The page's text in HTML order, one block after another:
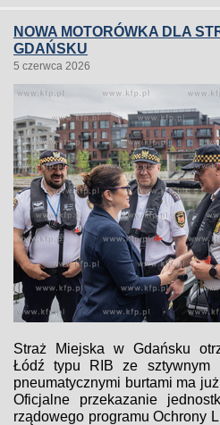
NOWA MOTORÓWKA DLA
GDAŃSKU
5 czerwca 2026
Straż Miejska w Gdańsku
Łódź typu RIB ze sztywnym
pneumatycznymi burtami ma
Oficjalne przekazanie
rządowego programu Ochrony